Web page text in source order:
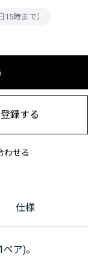
わせる
録する
15時まで）
仕様
ア)。